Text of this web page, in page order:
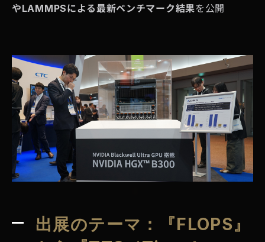
やLAMMPSによる最新ベンチマーク結果を公開
出展のテーマ：『FLOPS』